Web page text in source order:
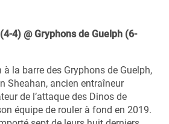
4) @ Gryphons de Guelph (6-
la barre des Gryphons de Guelph,
Sheahan, ancien entraîneur
de l’attaque des Dinos de
équipe de rouler à fond en 2019.